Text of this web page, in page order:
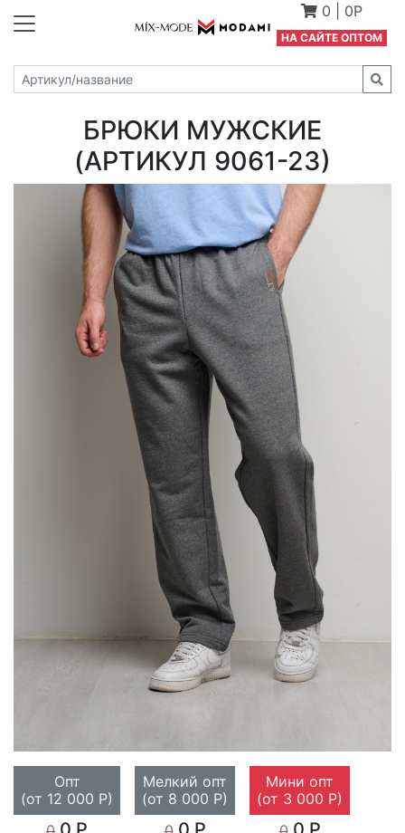
0 0Р
НА САЙТЕ ОПТОМ
БРЮКИ МУЖСКИЕ
(АРТИКУЛ 9061-23)
Опт
(от 12 000 Р)
Мелкий опт
(от 8 000 Р)
Мини опт
(от 3 000 Р)